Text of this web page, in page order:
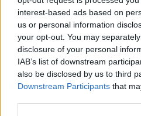
interest-based ads based on
us or personal information
your opt-out. You may
disclosure of your personal
IAB’s list of downstream
also be disclosed by us to third
Downstream Participants that
uznaniem wśród
Wypracowanie
Napisz ocenę
Kategorie
opracowania
Tagi
Akademia Pana